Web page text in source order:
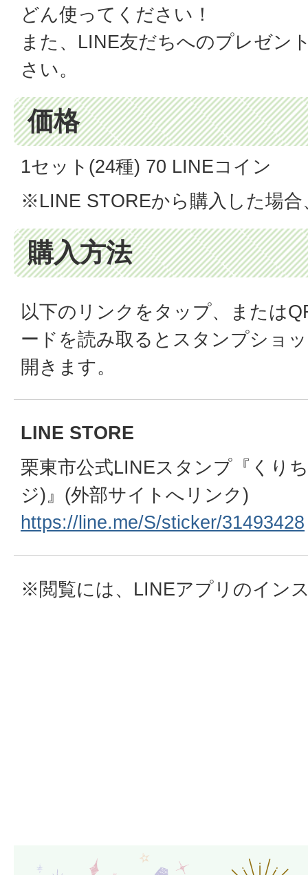
どん使ってください！
また、LINE友だちへのプレゼン
さい。
価格
1セット(24種) 70 LINEコイン
※LINE STOREから購入した場合
購入方法
以下のリンクをタップ、または
ードを読み取るとスタンプショ
開きます。
LINE STORE
栗東市公式LINEスタンプ『くり
ジ)』(外部サイトへリンク)
https://line.me/S/sticker/31493428
※閲覧には、LINEアプリのイン